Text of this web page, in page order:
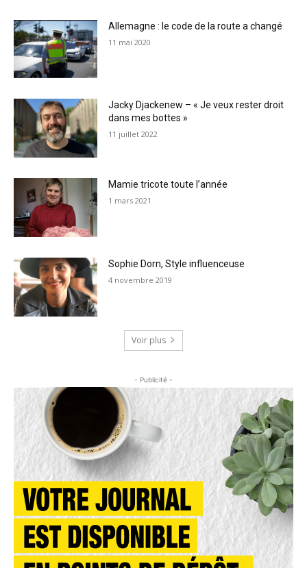
Allemagne : le code de la route a changé
11 mai 2020
Jacky Djackenew – « Je veux rester droit
dans mes bottes »
11 juillet 2022
Mamie tricote toute l’année
1 mars 2021
Sophie Dorn, Style influenceuse
4 novembre 2019
Voir plus
- Publicité -